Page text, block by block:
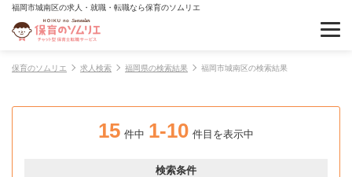
福岡市城南区の求人・就職・転職なら保育のソムリエ
保育のソムリエ 求人検索 福岡県の検索結果 福岡市城南区の検索結果
15 件中 1-10 件目を表示中
検索条件